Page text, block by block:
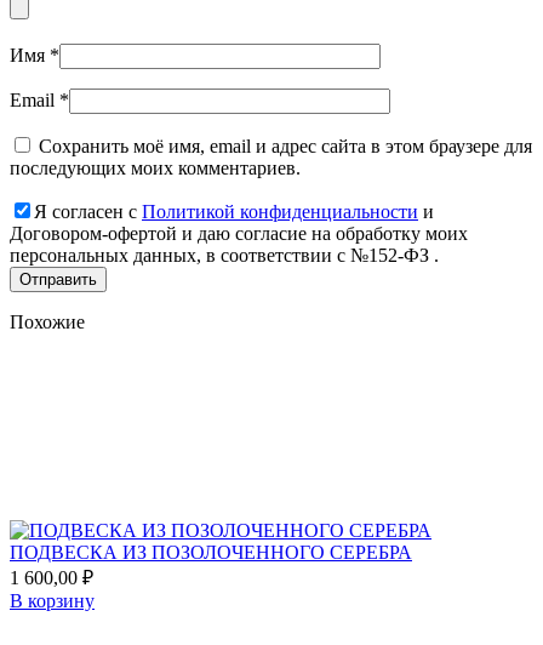
Имя *
Email *
Сохранить моё имя, email и адрес сайта в этом браузере для
последующих моих комментариев.
Я согласен с Политикой конфиденциальности и
Договором-офертой и даю согласие на обработку моих
персональных данных, в соответствии с №152-ФЗ .
Похожие
ПОДВЕСКА ИЗ ПОЗОЛОЧЕННОГО СЕРЕБРА
1 600,00 ₽
В корзину